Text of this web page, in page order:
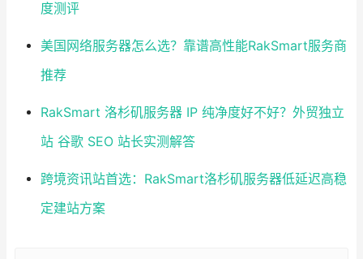
度测评
美国网络服务器怎么选？靠谱高性能RakSmart服务商
推荐
RakSmart 洛杉矶服务器 IP 纯净度好不好？外贸独立
站 谷歌 SEO 站长实测解答
跨境资讯站首选：RakSmart洛杉矶服务器低延迟高稳
定建站方案